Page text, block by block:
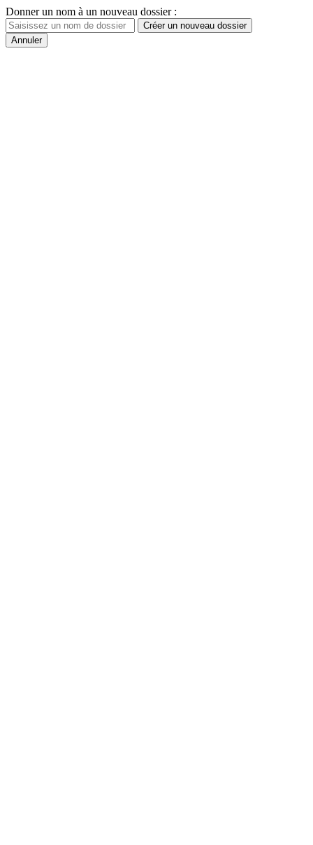
Donner un nom à un nouveau dossier :
Créer un nouveau dossier
Annuler